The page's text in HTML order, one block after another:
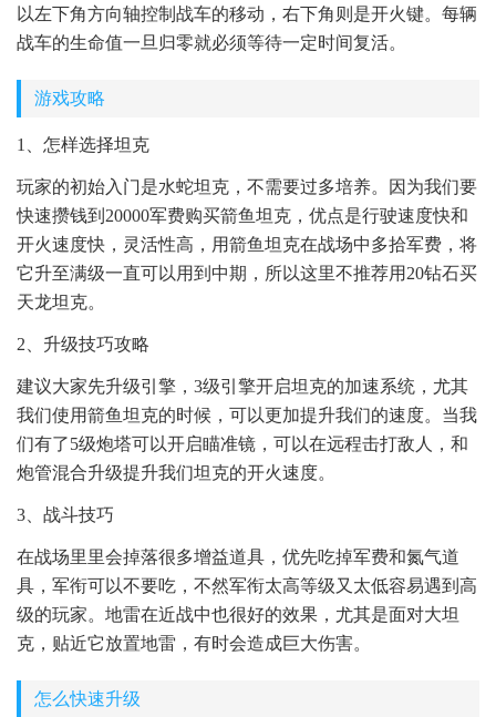
以左下角方向轴控制战车的移动，右下角则是开火键。每辆
战车的生命值一旦归零就必须等待一定时间复活。
游戏攻略
1、怎样选择坦克
玩家的初始入门是水蛇坦克，不需要过多培养。因为我们要
快速攒钱到20000军费购买箭鱼坦克，优点是行驶速度快和
开火速度快，灵活性高，用箭鱼坦克在战场中多拾军费，将
它升至满级一直可以用到中期，所以这里不推荐用20钻石买
天龙坦克。
2、升级技巧攻略
建议大家先升级引擎，3级引擎开启坦克的加速系统，尤其
我们使用箭鱼坦克的时候，可以更加提升我们的速度。当我
们有了5级炮塔可以开启瞄准镜，可以在远程击打敌人，和
炮管混合升级提升我们坦克的开火速度。
3、战斗技巧
在战场里里会掉落很多增益道具，优先吃掉军费和氮气道
具，军衔可以不要吃，不然军衔太高等级又太低容易遇到高
级的玩家。地雷在近战中也很好的效果，尤其是面对大坦
克，贴近它放置地雷，有时会造成巨大伤害。
怎么快速升级